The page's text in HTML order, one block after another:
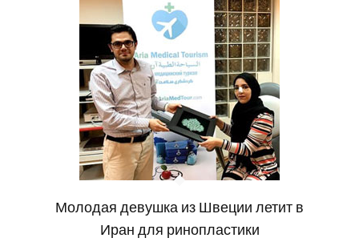
Молодая девушка из Швеции летит в
Иран для ринопластики